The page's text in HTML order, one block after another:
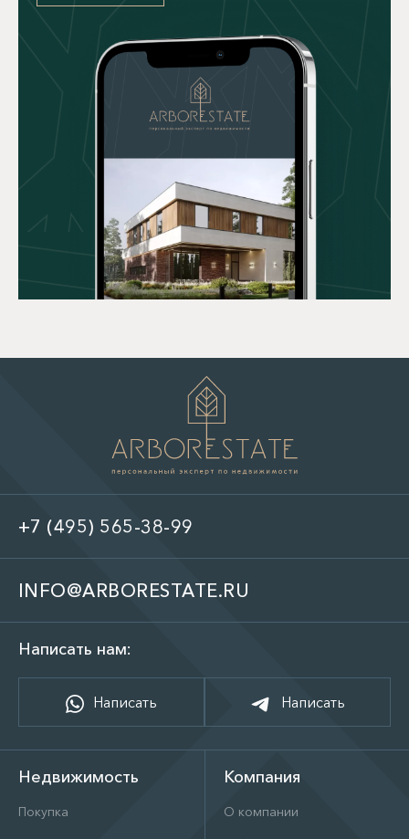
+7 (495) 565-38-99
INFO@ARBORESTATE.RU
Написать нам:
Написать Написать
Недвижимость
Покупка
Компания
О компании